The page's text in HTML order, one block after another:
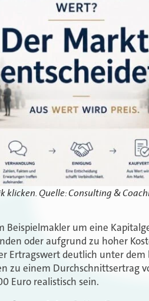
Quelle: Consulting &
Beispielmakler um eine
oder aufgrund zu hoher
Ertragswert deutlich unter
zu einem Durchschnittsertrag
Euro realistisch sein.